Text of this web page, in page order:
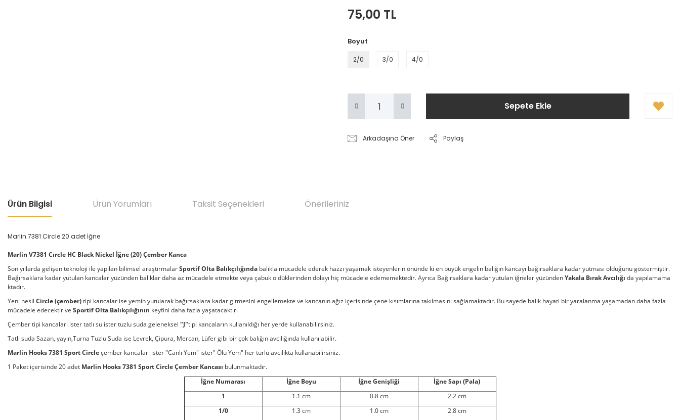
75,00 TL
Boyut
2/0 3/0 4/0
Sepete Ekle
Arkadaşına Öner Paylaş
Ürün Bilgisi Ürün Yorumları Taksit Seçenekleri Önerileriniz
Marlin 7381 Circle 20 adet İğne
Marlin V7381 Cırcle HC Black Nickel İğne (20) Çember Kanca
Son yıllarda gelişen teknoloji ile yapılan bilimsel araştırmalarSportif Olta Balıkçılığında balıkla mücadele ederek hazzı yaşamak isteyenlerin önünde ki en büyük engelin balığın kancayı bağırsaklara kadar yutması olduğunu göstermiştir.
Bağırsaklara kadar yutulan kancalar yüzünden balıklar daha az mücadele etmekte veya çabuk öldüklerinden dolayı hiç mücadele edememektedir. Ayrıca Bağırsaklara kadar yutulan iğneler yüzündenYakala Bırak Avcılığı da yapılamama
ktadır.
Yeni nesil Circle (çember)tipi kancalar ise yemin yutularak bağırsaklara kadar gitmesini engellemekte ve kancanın ağız içerisinde çene kısımlarına takılmasını sağlamaktadır. Bu sayede balık hayati bir yaralanma yaşamadan daha fazla
mücadele edecektir ve Sportif Olta Balıkçılığının keyfini daha fazla yaşatacaktır.
Çember tipi kancaları ister tatlı su ister tuzlu suda geleneksel "J"tipi kancaların kullanıldığı her yerde kullanabilirsiniz.
Tatlı suda Sazan, yayın,Turna Tuzlu Suda ise Levrek, Çipura, Mercan, Lüfer gibi bir çok balığın avcılığında kullanılabilir.
Marlin Hooks 7381 Sport Circleçember kancaları ister "Canlı Yem" ister" Ölü Yem" her türlü avcılıkta kullanabilirsiniz.
1 Paket içerisinde 20 adet Marlin Hooks 7381 Sport Circle Çember Kancası bulunmaktadır.
İğne Numarası
İğne Boyu İğne Genişliği
İğne Sapı (Pala)
1
1.1 cm 0.8 cm
2.2 cm
1/0
1.3 cm 1.0 cm
2.8 cm